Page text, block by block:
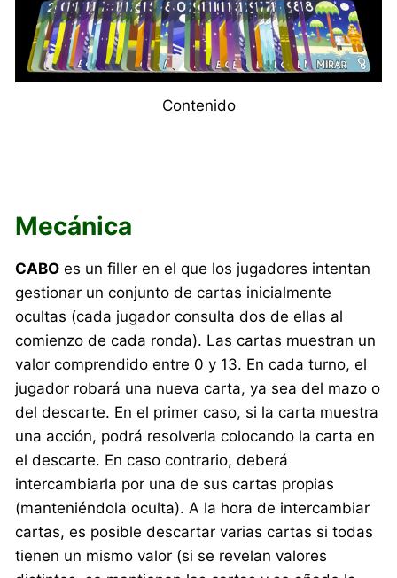
Contenido
Mecánica
CABO es un filler en el que los jugadores intentan
gestionar un conjunto de cartas inicialmente
ocultas (cada jugador consulta dos de ellas al
comienzo de cada ronda). Las cartas muestran un
valor comprendido entre 0 y 13. En cada turno, el
jugador robará una nueva carta, ya sea del mazo o
del descarte. En el primer caso, si la carta muestra
una acción, podrá resolverla colocando la carta en
el descarte. En caso contrario, deberá
intercambiarla por una de sus cartas propias
(manteniéndola oculta). A la hora de intercambiar
cartas, es posible descartar varias cartas si todas
tienen un mismo valor (si se revelan valores